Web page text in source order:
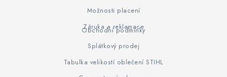
Možnosti placení
Záruka a reklamace
Obchodní podmínky
Splátkový prodej
Tabulka velikostí oblečení STIHL